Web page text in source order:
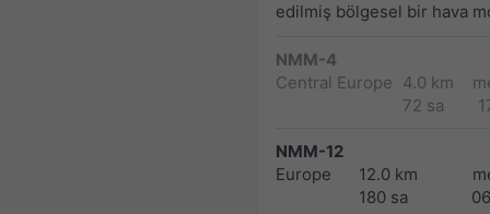
edilmiş bölgesel bir hava
NMM-4
Central Europe 4.0 km
72 sa
NMM-12
Europe
12.0 km
180 sa